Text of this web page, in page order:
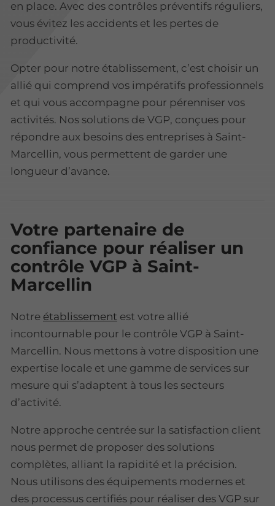
en place. Avec des contrôles préventifs réguliers,
vous évitez les accidents et les pertes de
productivité.
Opter pour notre établissement, c’est choisir un
allié qui comprend vos impératifs professionnels
et qui vous accompagne pour pérenniser vos
activités. Nos solutions de VGP, conçues pour
répondre aux besoins des entreprises à Saint-
Marcellin, vous permettent de garder une
longueur d’avance.
Votre partenaire de
confiance pour réaliser un
contrôle VGP à Saint-
Marcellin
Notre établissement est votre allié
incontournable pour le contrôle VGP à Saint-
Marcellin. Nous mettons à votre disposition une
expertise locale et une gamme de services sur
mesure qui s’adaptent à tous les secteurs
d’activité.
Notre approche centrée sur la satisfaction client
nous permet de proposer des solutions
complètes, alliant la rapidité et la précision.
Nous utilisons des équipements modernes et
des processus certifiés pour réaliser des VGP sur